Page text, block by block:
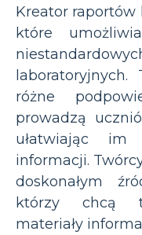
Kreator raportów
które
różne
prowadzą
ułatwiając im
informacji.
doskonałym
którzy chcą
materiały